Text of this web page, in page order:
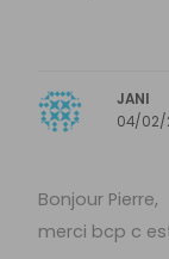
JANI
04/02/
Bonjour Pierre,
merci bcp c